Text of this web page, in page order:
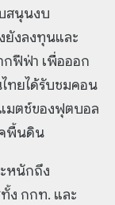
สนุนงบ
ยังลงทุนและ
กฟีฟ่า เพื่อออก
ทยได้รับชมคอน
มตช์ของฟุตบอล
คพื้นดิน
หนักถึง
ง กกท. และ